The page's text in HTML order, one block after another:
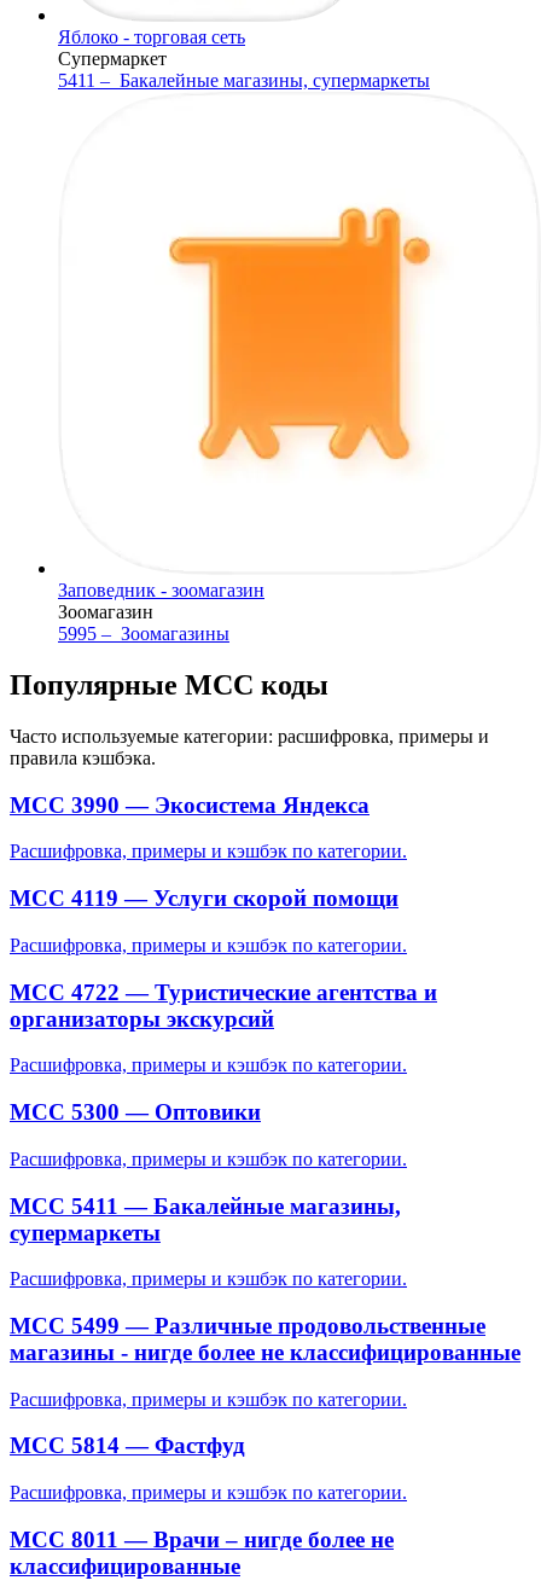
Яблоко - торговая сеть
Супермаркет
5411 – Бакалейные магазины, супермаркеты
Заповедник - зоомагазин
Зоомагазин
5995 – Зоомагазины
Популярные MCC коды
Часто используемые категории: расшифровка, примеры и
правила кэшбэка.
MCC 3990 — Экосистема Яндекса
Расшифровка, примеры и кэшбэк по категории.
MCC 4119 — Услуги скорой помощи
Расшифровка, примеры и кэшбэк по категории.
MCC 4722 — Туристические агентства и
организаторы экскурсий
Расшифровка, примеры и кэшбэк по категории.
MCC 5300 — Оптовики
Расшифровка, примеры и кэшбэк по категории.
MCC 5411 — Бакалейные магазины,
супермаркеты
Расшифровка, примеры и кэшбэк по категории.
MCC 5499 — Различные продовольственные
магазины - нигде более не классифицированные
Расшифровка, примеры и кэшбэк по категории.
MCC 5814 — Фастфуд
Расшифровка, примеры и кэшбэк по категории.
MCC 8011 — Врачи – нигде более не
классифицированные